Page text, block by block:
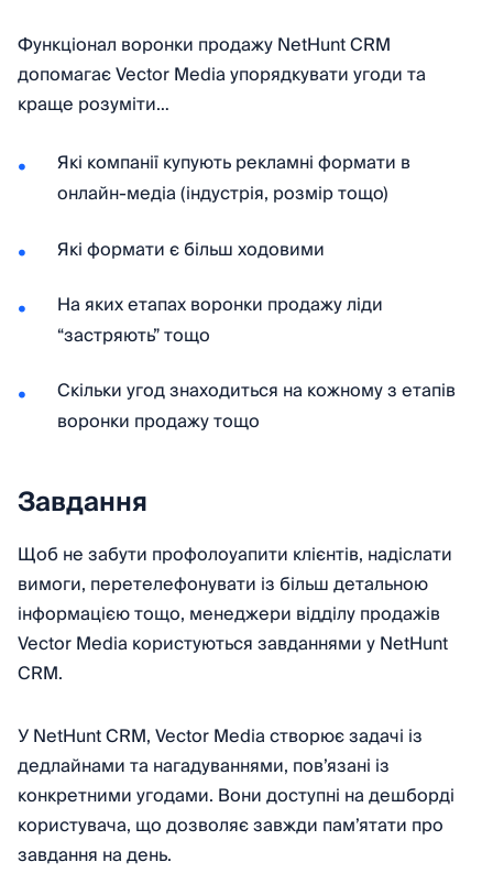
Функціонал воронки продажу NetHunt CRM
допомагає Vector Media упорядкувати угоди та
краще розуміти…
Які компанії купують рекламні формати в
онлайн-медіа (індустрія, розмір тощо)
Які формати є більш ходовими
На яких етапах воронки продажу ліди
“застряють” тощо
Скільки угод знаходиться на кожному з етапів
воронки продажу тощо
Завдання
Щоб не забути профолоуапити клієнтів, надіслати
вимоги, перетелефонувати із більш детальною
інформацією тощо, менеджери відділу продажів
Vector Media користуються завданнями у NetHunt
CRM.
У NetHunt CRM, Vector Media створює задачі із
дедлайнами та нагадуваннями, пов’язані із
конкретними угодами. Вони доступні на дешборді
користувача, що дозволяє завжди пам’ятати про
завдання на день.